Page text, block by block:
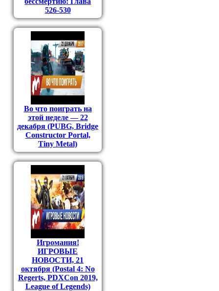
526-530
Во что поиграть на
этой неделе — 22
декабря (PUBG, Bridge
Constructor Portal,
Tiny Metal)
Игромания!
ИГРОВЫЕ
НОВОСТИ, 21
октября (Postal 4: No
Regerts, PDXCon 2019,
League of Legends)